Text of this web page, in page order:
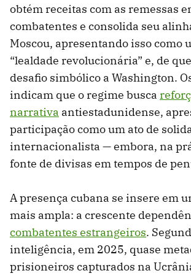
obtém receitas com as remessas
combatentes e consolida seu
Moscou, apresentando isso como
“lealdade revolucionária” e, de
desafio simbólico a Washington.
indicam que o regime busca
narrativa antiestadunidense,
participação como um ato de
internacionalista — embora, na
fonte de divisas em tempos de
A presença cubana se insere em
mais ampla: a crescente
combatentes estrangeiros.
inteligência, em 2025, quase
prisioneiros capturados na